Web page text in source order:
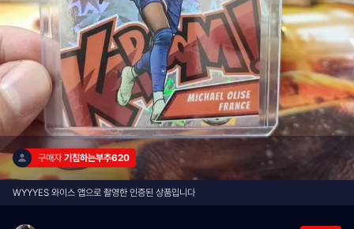
구매자 기침하는부추620
WYYYES 와이스 앱으로 촬영한 인증된 상품입니다